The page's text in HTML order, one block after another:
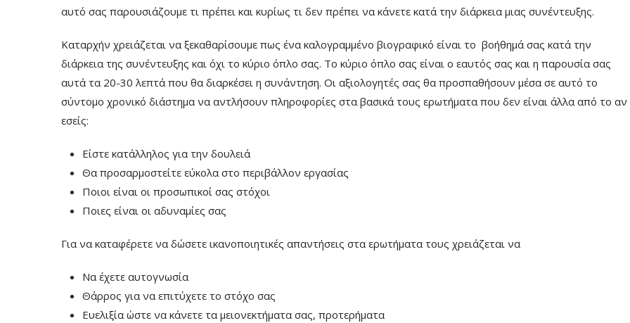
αυτό σας παρουσιάζουμε τι πρέπει και κυρίως τι δεν πρέπει να κάνετε κατά την διάρκεια μιας συνέντευξης.
Καταρχήν χρειάζεται να ξεκαθαρίσουμε πως ένα καλογραμμένο βιογραφικό είναι το βοήθημά σας κατά την
διάρκεια της συνέντευξης και όχι το κύριο όπλο σας. Το κύριο όπλο σας είναι ο εαυτός σας και η παρουσία σας
αυτά τα 20-30 λεπτά που θα διαρκέσει η συνάντηση. Οι αξιολογητές σας θα προσπαθήσουν μέσα σε αυτό το
σύντομο χρονικό διάστημα να αντλήσουν πληροφορίες στα βασικά τους ερωτήματα που δεν είναι άλλα από το αν
εσείς:
Είστε κατάλληλος για την δουλειά
Θα προσαρμοστείτε εύκολα στο περιβάλλον εργασίας
Ποιοι είναι οι προσωπικοί σας στόχοι
Ποιες είναι οι αδυναμίες σας
Για να καταφέρετε να δώσετε ικανοποιητικές απαντήσεις στα ερωτήματα τους χρειάζεται να
Να έχετε αυτογνωσία
Θάρρος για να επιτύχετε το στόχο σας
Ευελιξία ώστε να κάνετε τα μειονεκτήματα σας, προτερήματα